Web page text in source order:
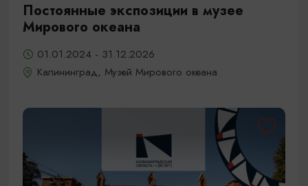
Постоянные экспозиции в музее
Мирового океана
01.01.2024 - 31.12.2026
Калининград, Музей Мирового океана